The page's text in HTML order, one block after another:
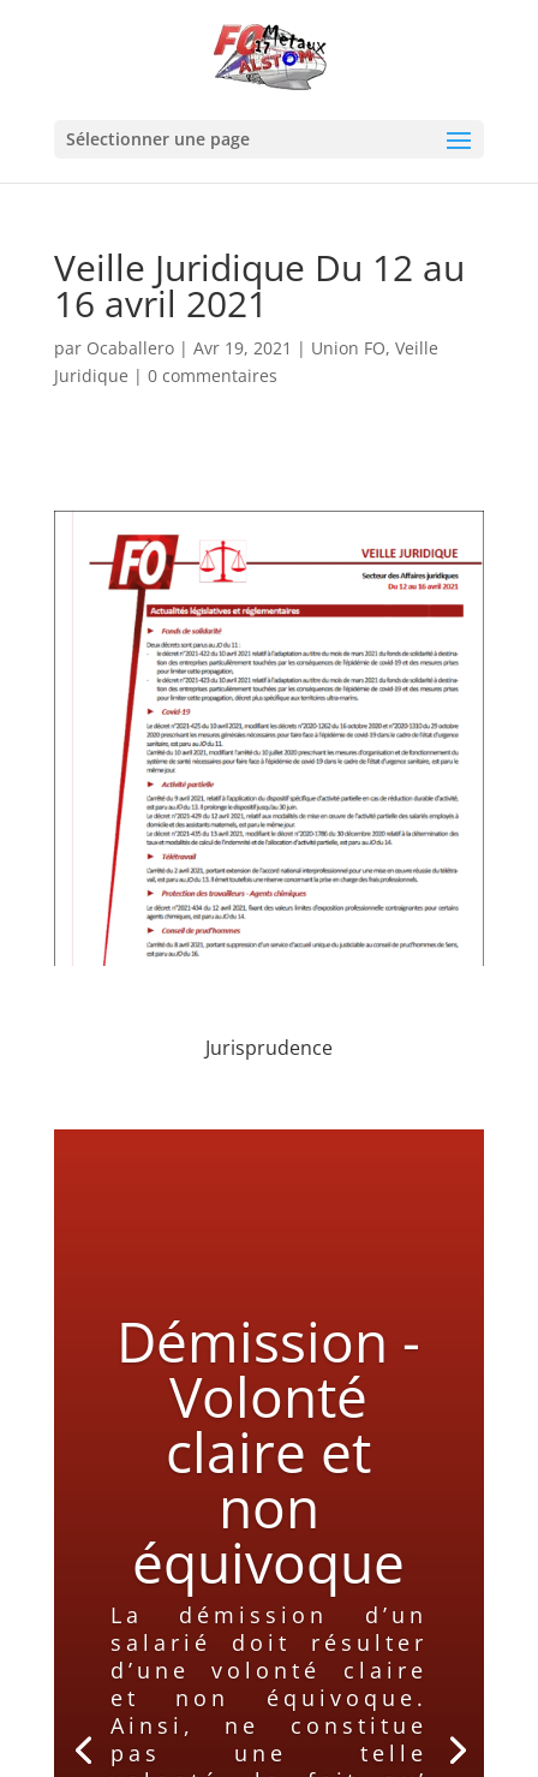
Sélectionner une page
Veille Juridique Du 12 au
16 avril 2021
par Ocaballero| Avr 19, 2021 | Union FO, Veille
Juridique | 0 commentaires
Jurisprudence
Démission -
Volonté
claire et
non
équivoque
La démission d’un
salarié doit résulter
d’une volonté claire
et non équivoque.
Ainsi, ne constitue
pas une telle